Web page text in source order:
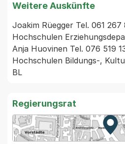
Weitere Auskünfte
Joakim Rüegger Tel. 061
Hochschulen
Anja Huovinen Tel. 076 519
Hochschulen Bildungs-,
BL
Regierungsrat
Zur